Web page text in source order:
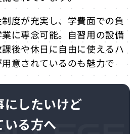
度が充実し、学費面での負
に専念可能。自習用の設備
後や休日に自由に使えるハ
意されているのも魅力で
したいけど
る方へ